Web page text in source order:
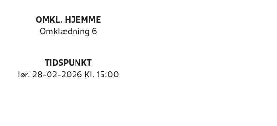
OMKL. HJEMME
Omklædning 6
TIDSPUNKT
lør. 28-02-2026 Kl. 15:00